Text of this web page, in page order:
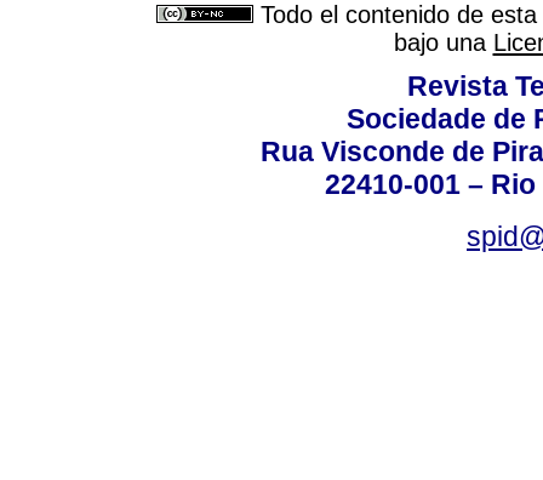
Todo el contenido de
bajo una
Revista
Sociedade de
Rua Visconde de
22410-001 –